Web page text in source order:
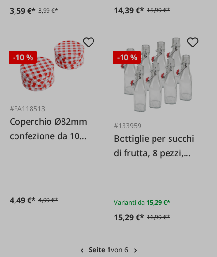
3,59 €* 3,99 €* 14,39 €* 15,99 €*
-10 %
#FA118513
Coperchio Ø82mm
confezione da 10
4,49 €* 4,99 €*
-10 %
#133959
Bottiglie per succhi
di frutta, 8 pezzi,
Varianti da 15,29 €*
15,29 €* 16,99 €*
Seite 1von 6